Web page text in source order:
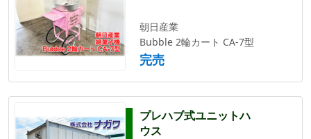
朝日産業
Bubble 2輪カート CA-7型
完売
プレハブ式ユニットハ
ウス